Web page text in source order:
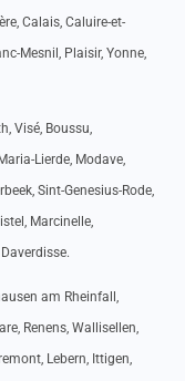
Calais, Caluire-et-
Mesnil, Plaisir, Yonne,
Visé, Boussu,
Lierde, Modave,
Sint-Genesius-Rode,
Marcinelle,
am Rheinfall,
Renens, Wallisellen,
Lebern, Ittigen,